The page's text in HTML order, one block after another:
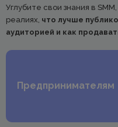
Углубите свои знания в
реалиях, что лучше
аудиторией и как
Предпринимателям